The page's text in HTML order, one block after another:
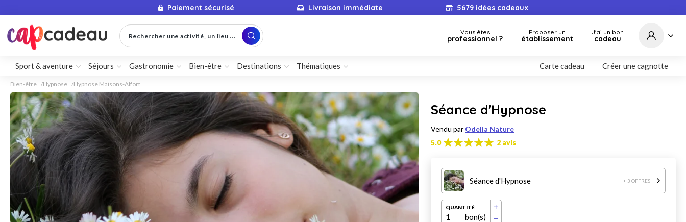
Paiement sécurisé Livraison immédiate 5679 idées cadeaux
Rechercher une activité, un lieu ... Vous êtes
professionnel ?
Proposer un
établissement
J'ai un bon
cadeau
Sport & aventure Séjours Gastronomie Bien-être Destinations Thématiques Carte cadeau Créer une cagnotte
Bien-être Hypnose Hypnose Maisons-Alfort
Séance d'Hypnose
Vendu par Odelia Nature
5.0
2 avis
Séance d'Hypnose + 3 OFFRES
QUANTITÉ
1 bon(s)